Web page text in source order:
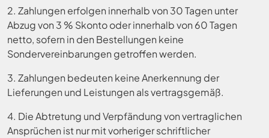
2. Zahlungen erfolgen innerhalb von 30 Tagen unter
Abzug von 3 % Skonto oder innerhalb von 60 Tagen
netto, sofern in den Bestellungen keine
Sondervereinbarungen getroffen werden.
3. Zahlungen bedeuten keine Anerkennung der
Lieferungen und Leistungen als vertragsgemäß.
4. Die Abtretung und Verpfändung von vertraglichen
Ansprüchen ist nur mit vorheriger schriftlicher